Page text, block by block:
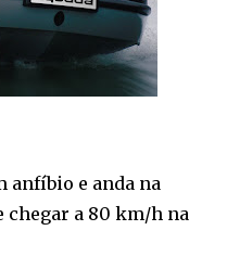
anfíbio e anda na
chegar a 80 km/h na